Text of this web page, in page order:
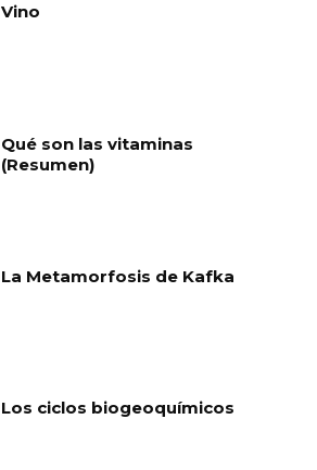
Vino
Qué son las vitaminas
(Resumen)
La Metamorfosis de Kafka
Los ciclos biogeoquímicos